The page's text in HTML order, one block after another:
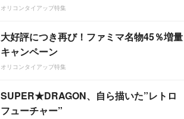
オリコンタイアップ特集
大好評につき再び！ファミマ名物45％増量
キャンペーン
オリコンタイアップ特集
SUPER★DRAGON、自ら描いた”レトロ
フューチャー”